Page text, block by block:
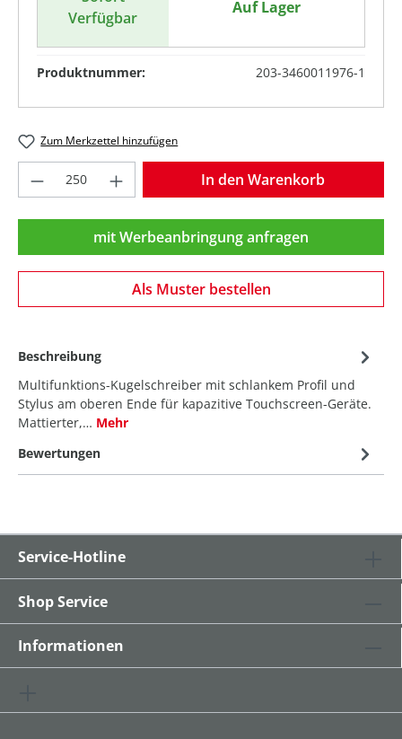
Verfügbar
Auf Lager
Produktnummer: 203-3460011976-1
Zum Merkzettel hinzufügen
Produkt Anzahl: Gib den gewünschten
In den Warenkorb
mit Werbeanbringung anfragen
Als Muster bestellen
Beschreibung
Multifunktions-Kugelschreiber mit schlankem Profil und
Stylus am oberen Ende für kapazitive Touchscreen-Geräte.
Mattierter,… Mehr
Bewertungen
Service-Hotline
Shop Service
Informationen